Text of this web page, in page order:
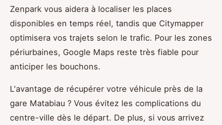
Zenpark vous aidera à localiser les places
disponibles en temps réel, tandis que Citymapper
optimisera vos trajets selon le trafic. Pour les zones
périurbaines, Google Maps reste très fiable pour
anticiper les bouchons.
L'avantage de récupérer votre véhicule près de la
gare Matabiau ? Vous évitez les complications du
centre-ville dès le départ. De plus, si vous arrivez